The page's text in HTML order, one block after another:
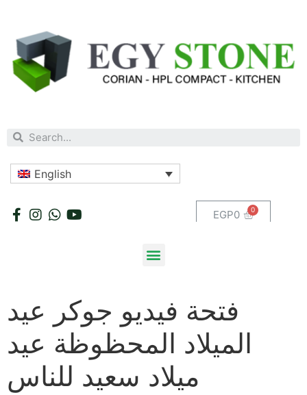
English
EGP0
فتحة فيديو جوكر عيد
الميلاد المحظوظة عيد
ميلاد سعيد للناس